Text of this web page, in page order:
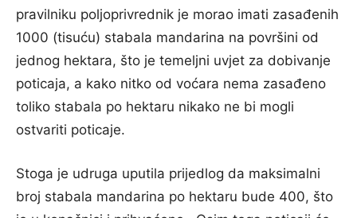
pravilniku poljoprivrednik je morao imati zasađenih
1000 (tisuću) stabala mandarina na površini od
jednog hektara, što je temeljni uvjet za dobivanje
poticaja, a kako nitko od voćara nema zasađeno
toliko stabala po hektaru nikako ne bi mogli
ostvariti poticaje.
Stoga je udruga uputila prijedlog da maksimalni
broj stabala mandarina po hektaru bude 400, što